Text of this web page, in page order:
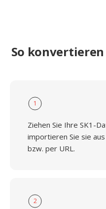
So konvertieren
1
Ziehen Sie Ihre SK1-
importieren Sie sie
bzw. per URL.
2